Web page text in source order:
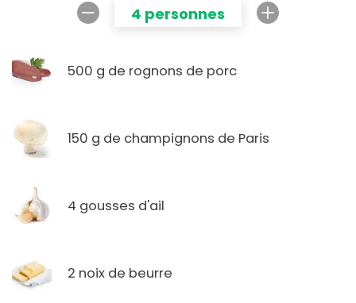
4 personnes
500 g de rognons de porc
150 g de champignons de Paris
4 gousses d'ail
2 noix de beurre